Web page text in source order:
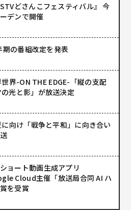
どさんこフェスティバル』 今
デンで開催
の番組改定を発表
界-ON THE EDGE-「縦の支配
光と影」が放送決定
向け「戦争と平和」に向き合い
ョート動画生成アプリ
Cloud主催「放送局合同 AI ハ
を受賞